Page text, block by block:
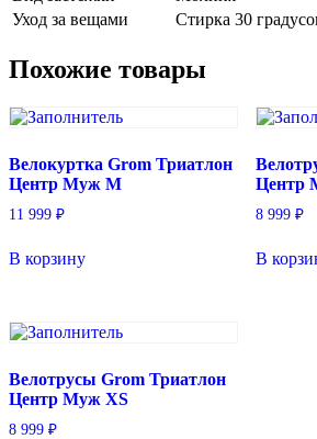
Уход за вещами
Стирка 30
Похожие товары
Велокуртка Grom Триатлон
Центр Муж M
11 999 ₽
В корзину
Центр
8 999 ₽
В
Велотрусы Grom Триатлон
Центр Муж XS
8 999 ₽